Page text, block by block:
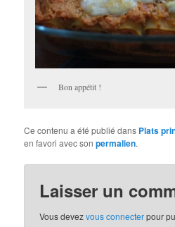
Bon appétit !
Ce contenu a été publié dans Plats
en favori avec sonpermalien.
Laisser un
Vous devezvous connecterpour